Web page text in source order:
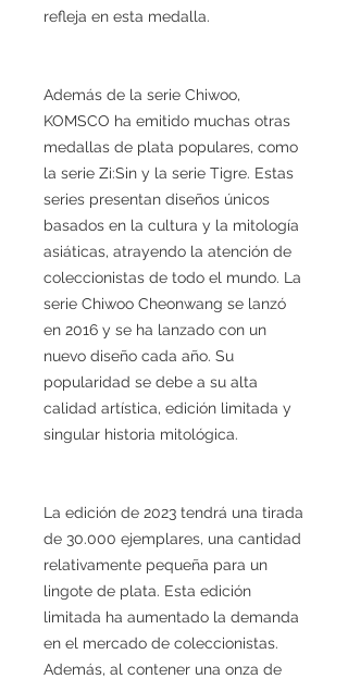
refleja en esta medalla.
Además de la serie Chiwoo,
KOMSCO ha emitido muchas otras
medallas de plata populares, como
la serie Zi:Sin y la serie Tigre. Estas
series presentan diseños únicos
basados en la cultura y la mitología
asiáticas, atrayendo la atención de
coleccionistas de todo el mundo. La
serie Chiwoo Cheonwang se lanzó
en 2016 y se ha lanzado con un
nuevo diseño cada año. Su
popularidad se debe a su alta
calidad artística, edición limitada y
singular historia mitológica.
La edición de 2023 tendrá una tirada
de 30.000 ejemplares, una cantidad
relativamente pequeña para un
lingote de plata. Esta edición
limitada ha aumentado la demanda
en el mercado de coleccionistas.
Además, al contener una onza de